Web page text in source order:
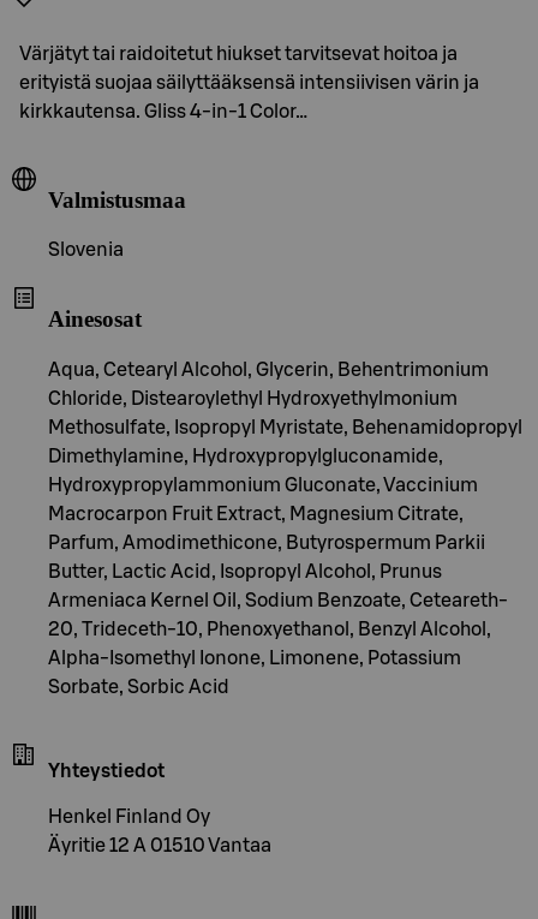
Värjätyt tai raidoitetut hiukset tarvitsevat hoitoa ja
erityistä suojaa säilyttääksensä intensiivisen värin ja
kirkkautensa. Gliss 4-in-1 Color…
Valmistusmaa
Slovenia
Ainesosat
Aqua, Cetearyl Alcohol, Glycerin, Behentrimonium
Chloride, Distearoylethyl Hydroxyethylmonium
Methosulfate, Isopropyl Myristate, Behenamidopropyl
Dimethylamine, Hydroxypropylgluconamide,
Hydroxypropylammonium Gluconate, Vaccinium
Macrocarpon Fruit Extract, Magnesium Citrate,
Parfum, Amodimethicone, Butyrospermum Parkii
Butter, Lactic Acid, Isopropyl Alcohol, Prunus
Armeniaca Kernel Oil, Sodium Benzoate, Ceteareth-
20, Trideceth-10, Phenoxyethanol, Benzyl Alcohol,
Alpha-Isomethyl Ionone, Limonene, Potassium
Sorbate, Sorbic Acid
Yhteystiedot
Henkel Finland Oy
Äyritie 12 A 01510 Vantaa